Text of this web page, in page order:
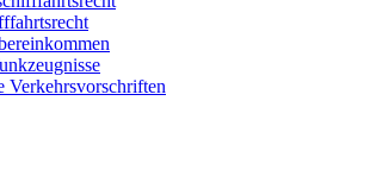
Verkehrsvorschriften